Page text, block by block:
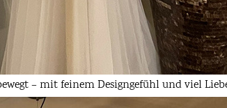
– mit feinem Designgefühl und viel